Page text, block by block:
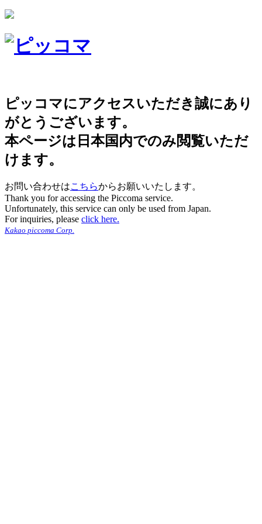
ピッコマにアクセスいただき誠にあり
がとうございます。
本ページは日本国内でのみ閲覧いただ
けます。
お問い合わせはこちらからお願いいたします。
Thank you for accessing the Piccoma service.
Unfortunately, this service can only be used from Japan.
For inquiries, please click here.
Kakao piccoma Corp.